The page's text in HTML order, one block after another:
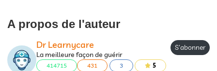
A propos de l'auteur
Dr Learnycare
La meilleure façon de guérir
414715 431 3 5
S'abonner